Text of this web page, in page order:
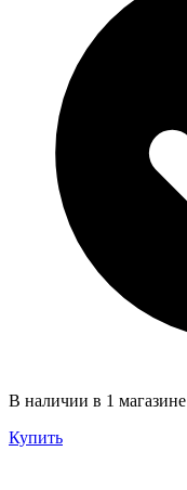
В наличии в 1 магазине
Купить